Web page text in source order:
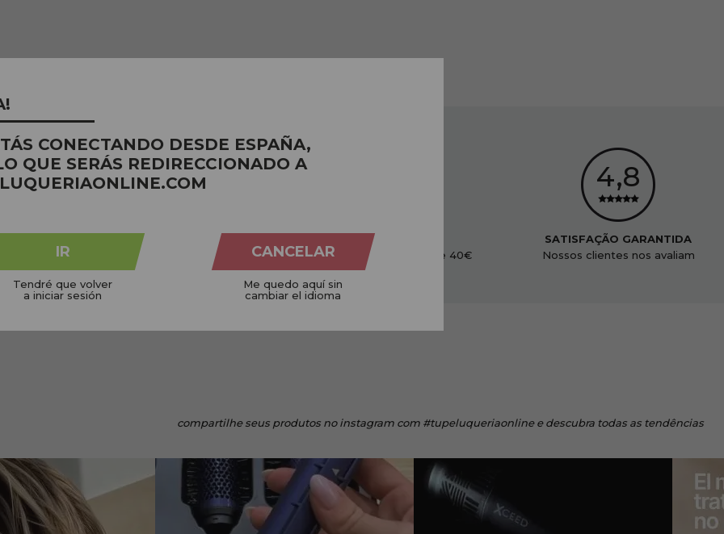
CRUELTY FREE
Não testado em animais
ENVIO GRÁTIS
Em pedidos acima de 40€
SATISFAÇÃO GARANTIDA
Nossos clientes nos avaliam
compartilheseus produtos no instagramcom #tupeluqueriaonline e descubra todas as tendências
CONECTANDO DESDE ESPAÑA,
QUE SERÁS REDIRECCIONADO A
IR
Tendré que volver
a iniciar sesión
CANCELAR
Me quedo aquí sin
cambiar el idioma